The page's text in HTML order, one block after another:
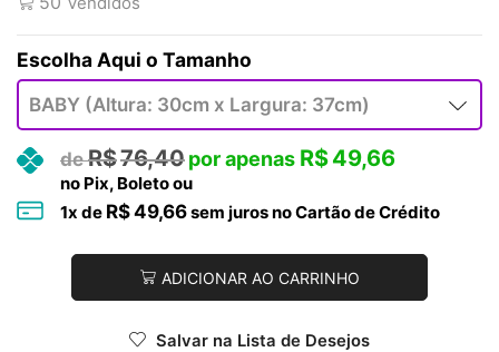
Tamanho
R$76,40 R$49,66
no Pix, Boleto ou
1x de R$49,66sem juros no Cartão de Crédito
ADICIONAR AO CARRINHO
Salvar na Lista de Desejos